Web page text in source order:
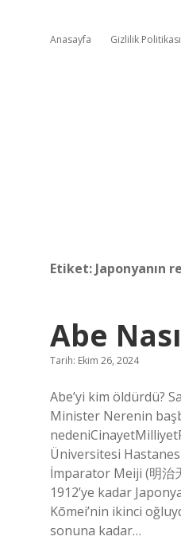
Anasayfa Gizlilik Politikası
Etiket: Japonyanın
Abe
Tarih: Ekim 26, 2024
Abe’yi kim öldürdü?
Minister Nerenin
Üniversitesi
İmparator Meiji (明治
1912’ye kadar
Kōmei’nin ikinci
sonuna kadar…